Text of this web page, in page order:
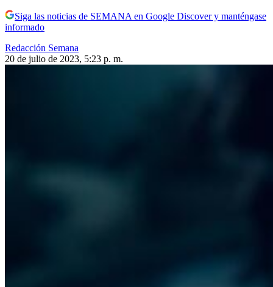
Siga las noticias de SEMANA en Google Discover y manténgase
informado
Redacción Semana
20 de julio de 2023, 5:23 p. m.